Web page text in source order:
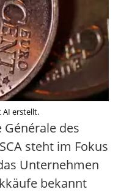
AI erstellt.
des
steht im Fokus
Unternehmen
bekannt